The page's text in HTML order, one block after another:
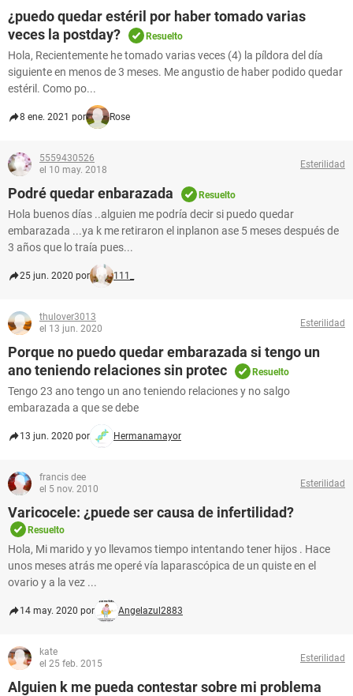
¿puedo quedar estéril por haber tomado varias
veces la postday?
Resuelto
Hola, Recientemente he tomado varias veces (4) la píldora del día
siguiente en menos de 3 meses. Me angustio de haber podido quedar
estéril. Como po...
8 ene. 2021 por Rose
5559430526
el 10 may. 2018
Esterilidad
Podré quedar enbarazada Resuelto
Hola buenos días ..alguien me podría decir si puedo quedar
embarazada ...ya k me retiraron el inplanon ase 5 meses después de
3 años que lo traía pues...
25 jun. 2020 por 111_
thulover3013
el 13 jun. 2020
Esterilidad
Porque no puedo quedar embarazada si tengo un
ano teniendo relaciones sin protec
Resuelto
Tengo 23 ano tengo un ano teniendo relaciones y no salgo
embarazada a que se debe
13 jun. 2020 por Hermanamayor
francis dee
el 5 nov. 2010
Esterilidad
Varicocele: ¿puede ser causa de infertilidad?
Resuelto
Hola, Mi marido y yo llevamos tiempo intentando tener hijos . Hace
unos meses atrás me operé vía laparascópica de un quiste en el
ovario y a la vez ...
14 may. 2020 por Angelazul2883
kate
el 25 feb. 2015
Esterilidad
Alguien k me pueda contestar sobre mi problema